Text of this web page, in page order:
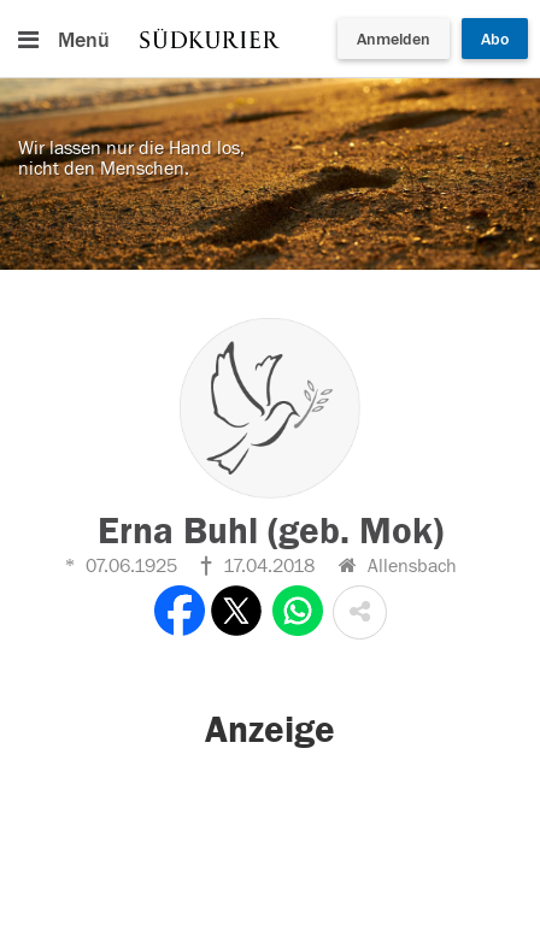
Menü Anmelden Abo
Wir lassen nur die Hand los,
nicht den Menschen.
Erna Buhl (geb. Mok)
07.06.1925 17.04.2018 Allensbach
Anzeige